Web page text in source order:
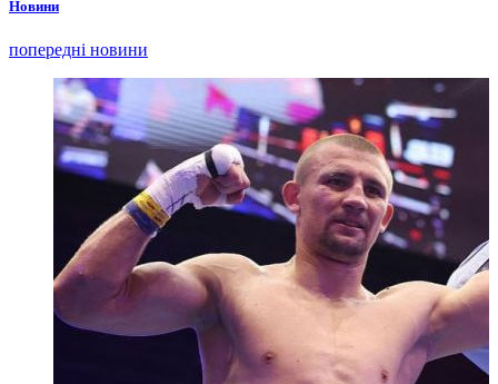
Новини
попередні новини